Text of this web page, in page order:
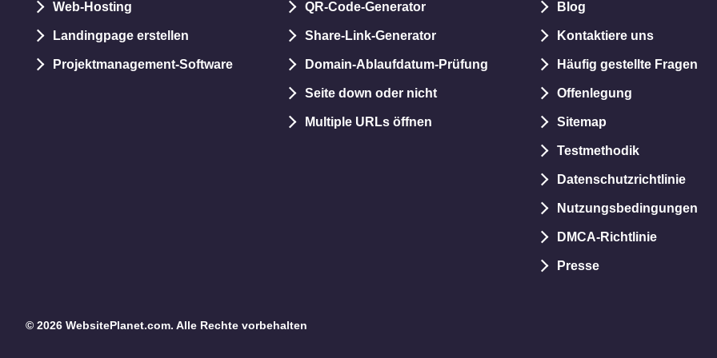
Web-Hosting
Landingpage erstellen
Projektmanagement-Software
QR-Code-Generator
Share-Link-Generator
Domain-Ablaufdatum-Prüfung
Seite down oder nicht
Multiple URLs öffnen
Blog
Kontaktiere uns
Häufig gestellte Fragen
Offenlegung
Sitemap
Testmethodik
Datenschutzrichtlinie
Nutzungsbedingungen
DMCA-Richtlinie
Presse
© 2026 WebsitePlanet.com. Alle Rechte vorbehalten